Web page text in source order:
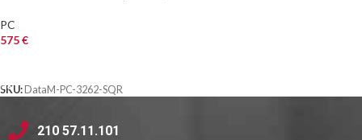
FreeDOS
PC
575€
SKU: DataM-PC-3262-SQR
210 57.11.101